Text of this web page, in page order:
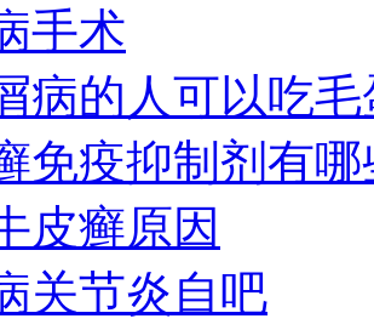
手术
病的人可以吃毛
免疫抑制剂有哪
皮癣原因
关节炎自吧